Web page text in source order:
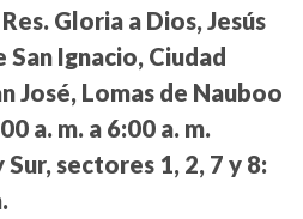
Gloria a Dios, Jesús
Ignacio, Ciudad
José, Lomas de Nauboo
a. m. a 6:00 a. m.
sectores 1, 2, 7 y 8: